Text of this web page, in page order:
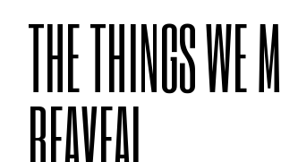
THE THINGS WE
REAVEAL